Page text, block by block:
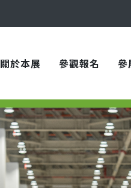
關於本展 參觀報名 參